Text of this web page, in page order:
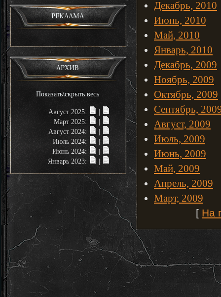
РЕКЛАМА
АРХИВ
Показать\скрыть весь
Август 2025:
Март 2025:
Август 2024:
Июль 2024:
Июнь 2024:
Январь 2023:
Декабрь, 2010
Июнь, 2010
Май, 2010
Январь, 2010
Декабрь, 2009
Ноябрь, 2009
Октябрь, 2009
Сентябрь,
Август, 2009
Июль, 2009
Июнь, 2009
Май, 2009
Апрель, 2009
Март, 2009
[ На